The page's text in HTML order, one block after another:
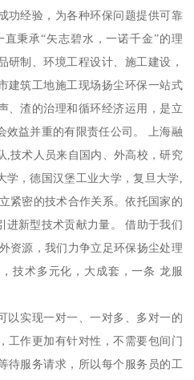
功经验，为各种环保问题提供可靠
秉承“矢志碧水，一诺千金”的理
研制、环境工程设计、施工建设，
建筑工地施工现场扬尘环保一站式
、渣的治理和循环经济运用，是立
效益并重的有限责任公司。 上海融
,技术人员来自国内、外高校，研究
，德国汉堡工业大学，复旦大学,
紧密的技术合作关系。依托国家的
进新型技术贡献力量。 借助于我们
资源，我们力争立足环保扬尘处理
技术多元化，大成套，一条 龙服
实现一对一、一对多、多对一的
工作更加有针对性，不需要包间门
待服务请求，所以每个服务员的工